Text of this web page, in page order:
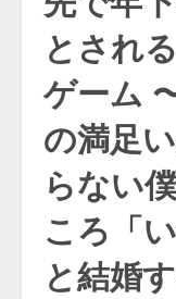
とされ
ゲーム
の満足
らない
ころ「
と結婚